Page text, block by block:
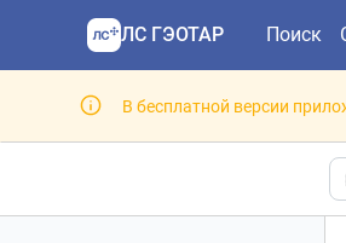
ЛС ГЭОТАР Поиск
В бесплатной версии